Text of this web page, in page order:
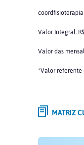
Valor Integral:
Valor das
*Valor
MATRIZ